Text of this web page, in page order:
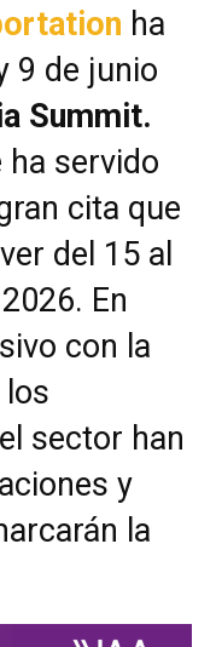
ha
9 de junio
Summit.
ha servido
cita que
del 15 al
En
con la
sector han
y
la